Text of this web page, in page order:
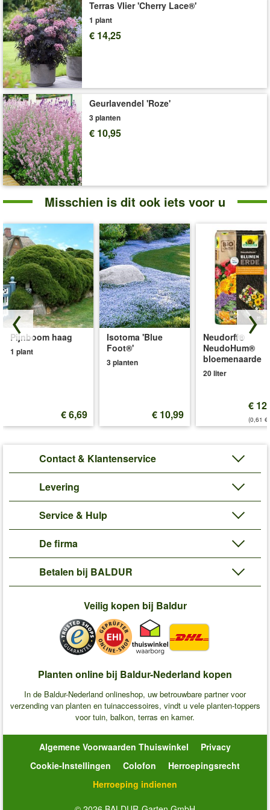
Terras Vlier 'Cherry Lace®'
1 plant
€ 14,25
Geurlavendel 'Roze'
3 planten
€ 10,95
Misschien is dit ook iets voor u
Pijnboom haag
1 plant
€ 6,69
Isotoma 'Blue
Foot®'
3 planten
€ 10,99
Neudorff®
NeudoHum®
bloemenaarde
20 liter
€
(0,61
Contact & Klantenservice
Levering
Service & Hulp
De firma
Betalen bij BALDUR
Veilig kopen bij Baldur
Planten online bij Baldur-Nederland kopen
In de Baldur-Nederland onlineshop, uw betrouwbare partner voor
verzending van planten en tuinaccessoires, vindt u vele planten-toppers
voor tuin, balkon, terras en kamer.
Algemene Voorwaarden Thuiswinkel
Privacy
Cookie-Instellingen
Colofon
Herroepingsrecht
Herroeping indienen